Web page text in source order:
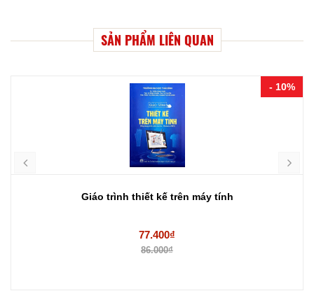
SẢN PHẨM LIÊN QUAN
- 10%
Giáo trình thiết kế trên máy tính
77.400₫
86.000₫